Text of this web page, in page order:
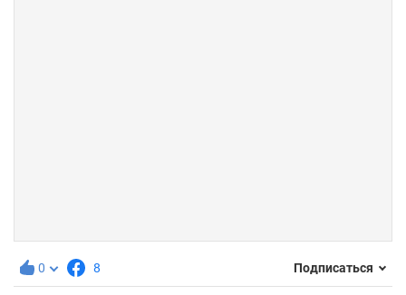
0 8 Подписаться